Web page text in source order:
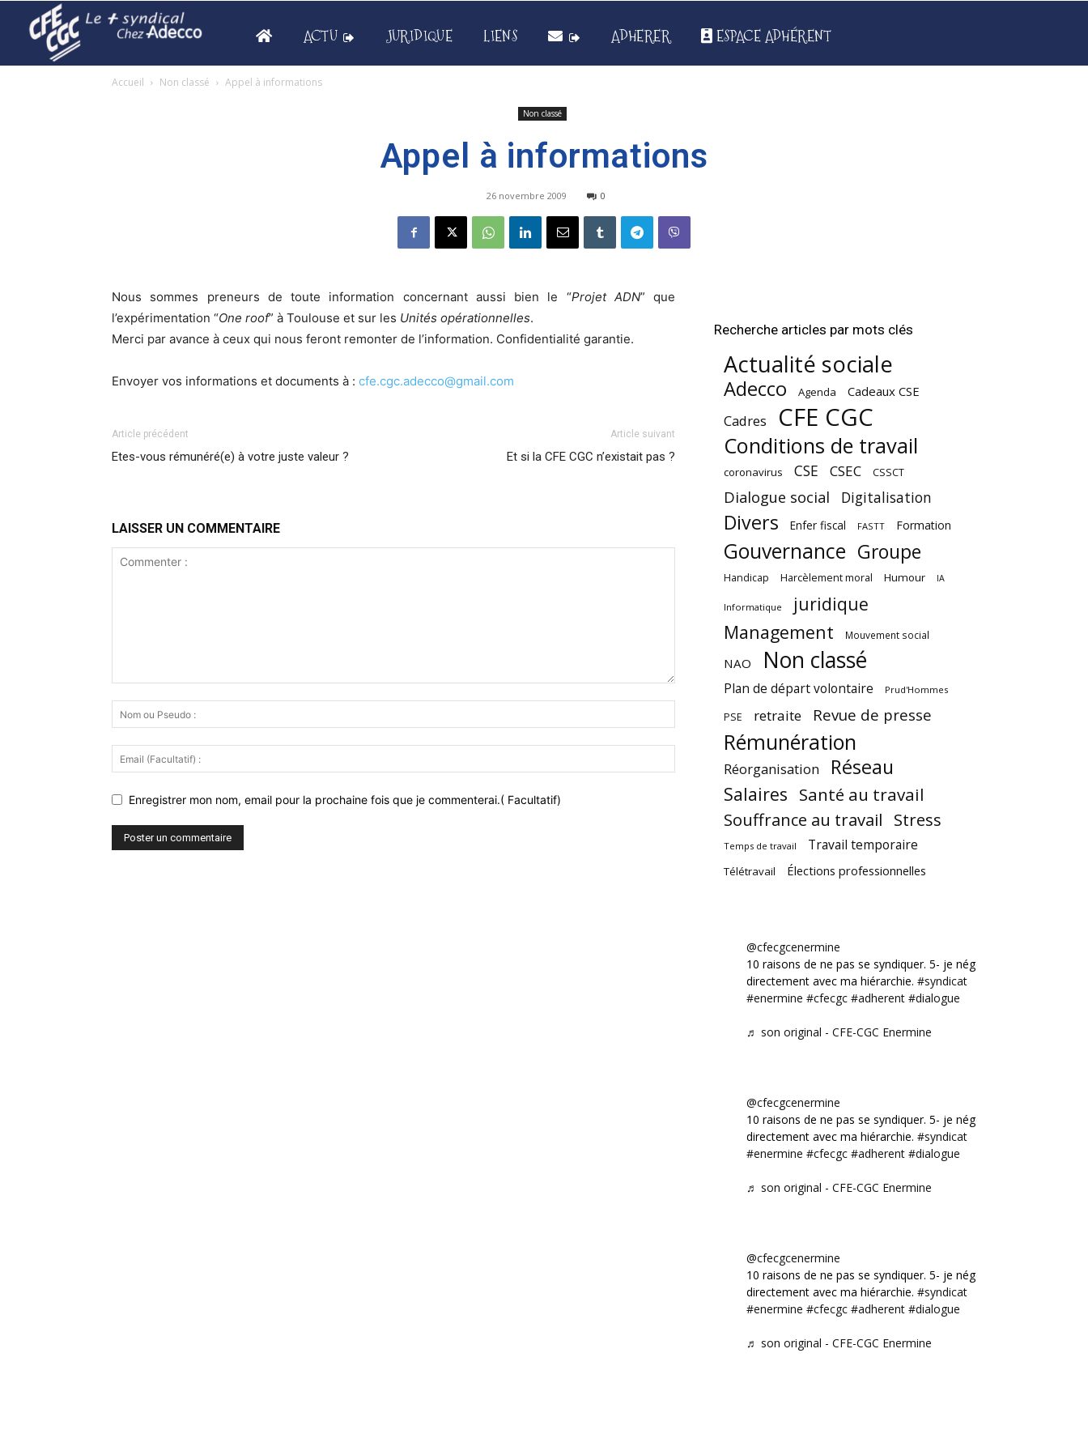
ACTU JURIDIQUE LIENS ADHERER ESPACE ADHÉRENT
Accueil Non classé Appel à informations
Non classé
Appel à informations
26 novembre 2009 0
Nous sommes preneurs de toute information concernant aussi bien le “Projet ADN” que
l’expérimentation “One roof” à Toulouse et sur les Unités opérationnelles.
Merci par avance à ceux qui nous feront remonter de l’information. Confidentialité garantie.
Envoyer vos informations et documents à : cfe.cgc.adecco@gmail.com
Article précédent
Etes-vous rémunéré(e) à votre juste valeur ?
Article suivant
Et si la CFE CGC n’existait pas ?
LAISSER UN COMMENTAIRE
Enregistrer mon nom, email pour la prochaine fois que je commenterai.( Facultatif)
Recherche articles par mots clés
Actualité sociale
Adecco Agenda Cadeaux CSE
Cadres CFE CGC
Conditions de travail
coronavirus CSE CSEC CSSCT
Dialogue social Digitalisation
Divers Enfer fiscal FASTT Formation
Gouvernance Groupe
Handicap Harcèlement moral Humour IA
Informatique
juridique
Management
Mouvement social
NAO Non classé
Plan de départ volontaire Prud'Hommes
PSE retraite Revue de presse
Rémunération
Réorganisation Réseau
Salaires Santé au travail
Souffrance au travail Stress
Temps de travail Travail temporaire
Télétravail Élections professionnelles
@cfecgcenermine
10 raisons de ne pas se syndiquer. 5- je négocie
directement avec ma hiérarchie. #syndicat
#enermine #cfecgc #adherent #dialogue
♬ son original - CFE-CGC Enermine
@cfecgcenermine
10 raisons de ne pas se syndiquer. 5- je négocie
directement avec ma hiérarchie. #syndicat
#enermine #cfecgc #adherent #dialogue
♬ son original - CFE-CGC Enermine
@cfecgcenermine
10 raisons de ne pas se syndiquer. 5- je négocie
directement avec ma hiérarchie. #syndicat
#enermine #cfecgc #adherent #dialogue
♬ son original - CFE-CGC Enermine